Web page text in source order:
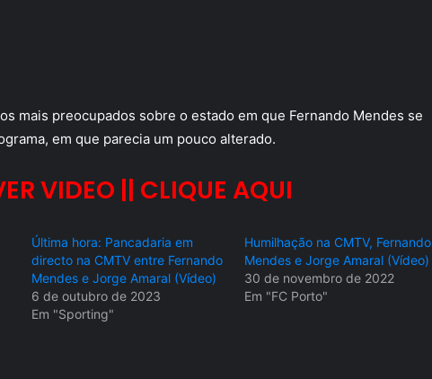
mais preocupados sobre o estado em que Fernando Mendes se
em que parecia um pouco alterado.
VIDEO || CLIQUE AQUI
Última hora: Pancadaria em
directo na CMTV entre Fernando
Mendes e Jorge Amaral (Vídeo)
6 de outubro de 2023
Em "Sporting"
Humilhação na CMTV, Fernando
Mendes e Jorge Amaral (Vídeo)
30 de novembro de 2022
Em "FC Porto"